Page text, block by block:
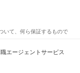
エージェントサービス
いて、何ら保証するもので